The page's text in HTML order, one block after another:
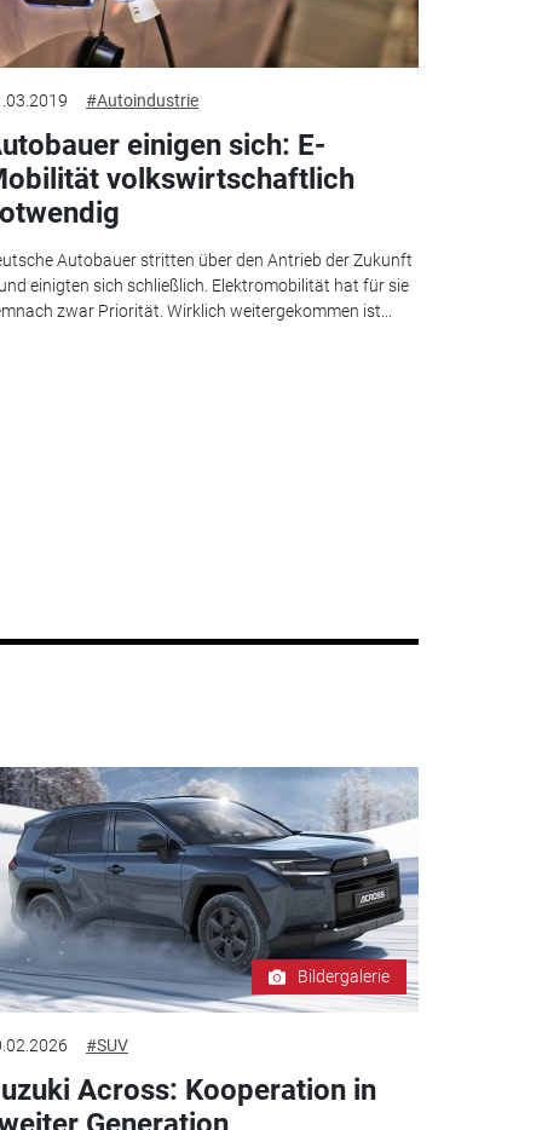
#Autoindustrie
einigen sich: E-
volkswirtschaftlich
Autobauer stritten über den Antrieb der Zukunft
einigten sich schließlich. Elektromobilität hat für sie
zwar Priorität. Wirklich weitergekommen ist...
Bildergalerie
#SUV
Across: Kooperation in